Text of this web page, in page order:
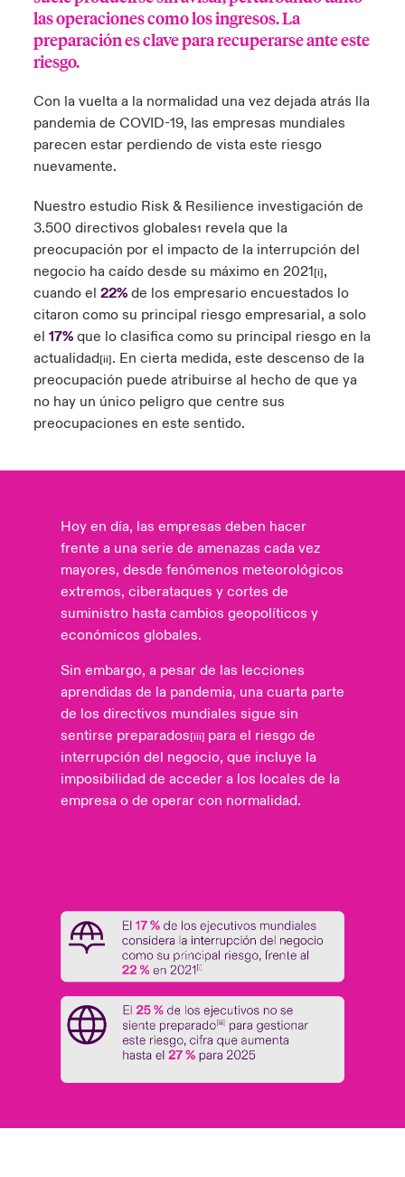
Contacto
Acceso
Relaciones Con Inversores
Beazley
Transformación tecnológica y ciberriesgo 2025
Resilience - Riesgos climáticos y medioambientales 2025
Cyber
Services Snapshot
Spain
(French)
(French)
(French)
(French)
(French)
(French)
(French)
(French)
(French)
(French)
(French)
las operaciones como los ingresos. La
preparación es clave para recuperarse ante este
riesgo.
Con la vuelta a la normalidad una vez dejada atrás lla
pandemia de COVID-19, las empresas mundiales
parecen estar perdiendo de vista este riesgo
nuevamente.
Nuestro estudio Risk & Resilience investigación de
3.500 directivos globales1 revela que la
preocupación por el impacto de la interrupción del
negocio ha caído desde su máximo en 2021[i],
cuando el 22%de los empresario encuestados lo
citaron como su principal riesgo empresarial, a solo
el 17%que lo clasifica como su principal riesgo en la
actualidad[ii]. En cierta medida, este descenso de la
preocupación puede atribuirse al hecho de que ya
no hay un único peligro que centre sus
preocupaciones en este sentido.
Hoy en día, las empresas deben hacer
frente a una serie de amenazas cada vez
mayores, desde fenómenos meteorológicos
extremos, ciberataques y cortes de
suministro hasta cambios geopolíticos y
económicos globales.
Sin embargo, a pesar de las lecciones
aprendidas de la pandemia, una cuarta parte
de los directivos mundiales sigue sin
sentirse preparados[iii] para el riesgo de
interrupción del negocio, que incluye la
imposibilidad de acceder a los locales de la
empresa o de operar con normalidad.